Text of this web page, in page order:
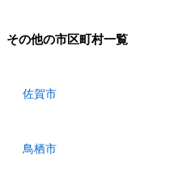
その他の市区町村一覧
佐賀市
鳥栖市